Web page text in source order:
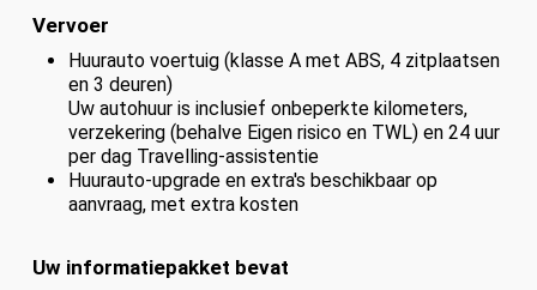
Vervoer
Huurauto voertuig (klasse A met ABS, 4 zitplaatsen
en 3 deuren)
Uw autohuur is inclusief onbeperkte kilometers,
verzekering (behalve Eigen risico en TWL) en 24 uur
per dag Travelling-assistentie
Huurauto-upgrade en extra's beschikbaar op
aanvraag, met extra kosten
Uw informatiepakket bevat